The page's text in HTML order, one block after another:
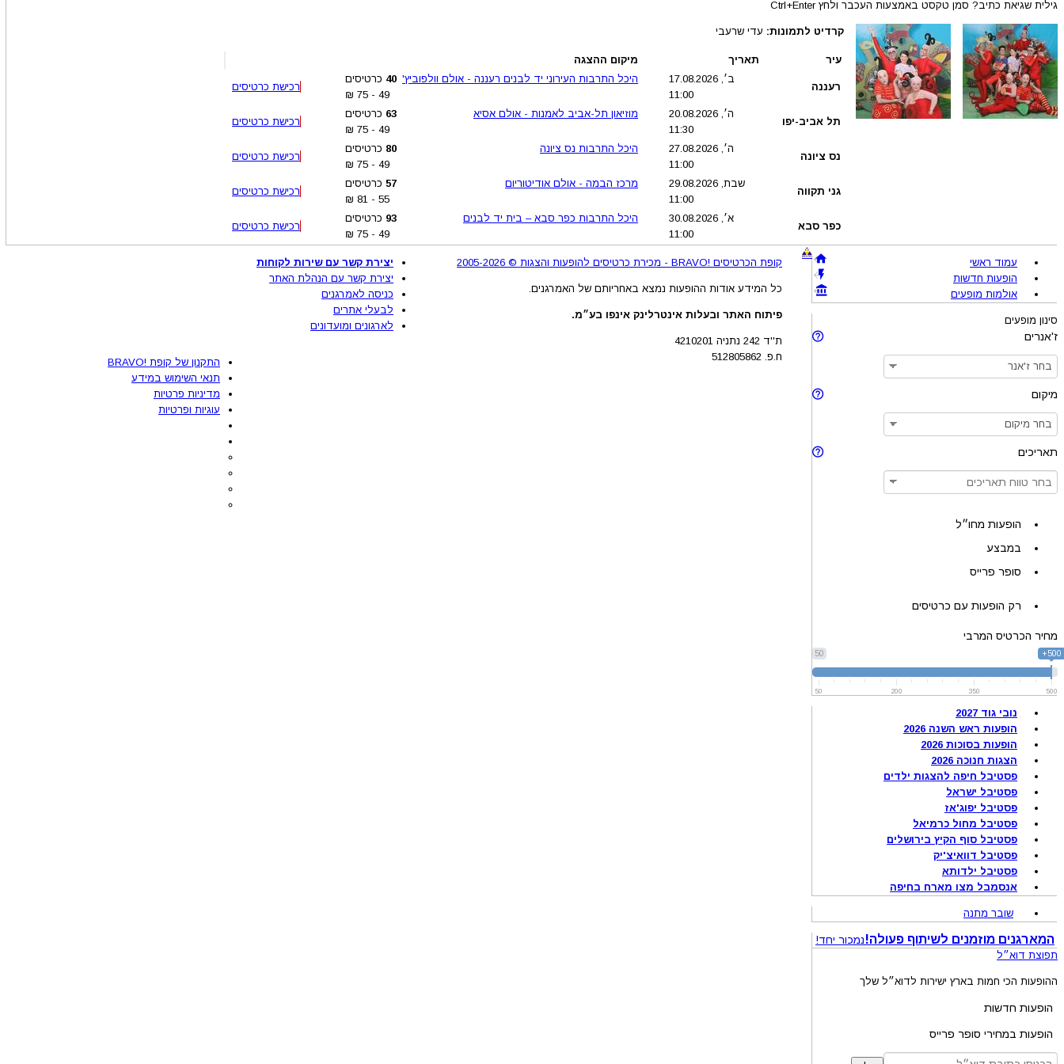
גילית שגיאת כתיב? סמן טקסט באמצעות העכבר ולחץ Ctrl+Enter
קרדיט לתמונות: עדי שרעבי
עיר תאריך מיקום ההצגה
רעננה
ב׳, 17.08.2026
11:00
היכל התרבות העירוני יד לבנים רעננה - אולם וולפוביץ' 40 כרטיסים
49
-
75
₪
רכישת כרטיסים
תל אביב-יפו
ה׳, 20.08.2026
11:30
מוזיאון תל-אביב לאמנות - אולם אסיא 63 כרטיסים
49
-
75
₪
רכישת כרטיסים
נס ציונה
ה׳, 27.08.2026
11:00
היכל התרבות נס ציונה 80 כרטיסים
49
-
75
₪
רכישת כרטיסים
גני תקווה
שבת, 29.08.2026
11:00
מרכז הבמה - אולם אודיטוריום 57 כרטיסים
55
-
81
₪
רכישת כרטיסים
כפר סבא
א׳, 30.08.2026
11:00
היכל התרבות כפר סבא – בית יד לבנים 93 כרטיסים
49
-
75
₪
רכישת כרטיסים
עמוד ראשי
הופעות חדשות
אולמות מופעים
סינון מופעים
ז'אנרים
מיקום
תאריכים
הופעות מחו״ל
במבצע
סופר פרייס
רק הופעות עם כרטיסים
מחיר הכרטיס המרבי
50 500+
50 200 350 500
נובי גוד 2027
הופעות ראש השנה 2026
הופעות בסוכות 2026
הצגות חנוכה 2026
פסטיבל חיפה להצגות ילדים
פסטיבל ישראל
פסטיבל יפוג'אז
פסטיבל מחול כרמיאל
פסטיבל סוף הקיץ בירושלים
פסטיבל דוואיצ'יק
פסטיבל ילדותא
אנסמבל מצו מארח בחיפה
שובר מתנה
המארגנים מוזמנים לשיתוף פעולה!נמכור יחד!
תפוצת דוא״ל
ההופעות הכי חמות בארץ ישירות לדוא״ל שלך
הופעות חדשות
הופעות במחירי סופר פרייס
קופת הכרטיסים !BRAVO - מכירת כרטיסים להופעות והצגות © 2005-2026
כל המידע אודות ההופעות נמצא באחריותם של האמרגנים.
פיתוח האתר ובעלות אינטרלינק אינפו בע״מ.
ת''ד 242 נתניה 4210201
ח.פ. 512805862
יצירת קשר עם שירות לקוחות
יצירת קשר עם הנהלת האתר
כניסה לאמרגנים
לבעלי אתרים
לארגונים ומועדונים
התקנון של קופת !BRAVO
תנאי השימוש במידע
מדיניות פרטיות
עוגיות ופרטיות